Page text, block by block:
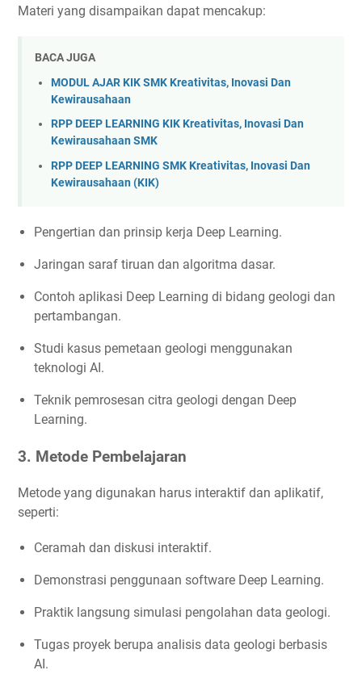
Materi yang disampaikan dapat mencakup:
BACA JUGA
MODUL AJAR KIK SMK Kreativitas, Inovasi Dan
Kewirausahaan
RPP DEEP LEARNING KIK Kreativitas, Inovasi Dan
Kewirausahaan SMK
RPP DEEP LEARNING SMK Kreativitas, Inovasi Dan
Kewirausahaan (KIK)
Pengertian dan prinsip kerja Deep Learning.
Jaringan saraf tiruan dan algoritma dasar.
Contoh aplikasi Deep Learning di bidang geologi dan
pertambangan.
Studi kasus pemetaan geologi menggunakan
teknologi AI.
Teknik pemrosesan citra geologi dengan Deep
Learning.
3. Metode Pembelajaran
Metode yang digunakan harus interaktif dan aplikatif,
seperti:
Ceramah dan diskusi interaktif.
Demonstrasi penggunaan software Deep Learning.
Praktik langsung simulasi pengolahan data geologi.
Tugas proyek berupa analisis data geologi berbasis
AI.